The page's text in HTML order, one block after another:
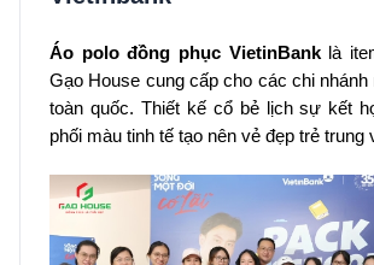
Áo polo đồng phục VietinBanklà
Gạo House cung cấp cho các chi nhánh
toàn quốc. Thiết kế cổ bẻ lịch sự kết
phối màu tinh tế tạo nên vẻ đẹp trẻ trung